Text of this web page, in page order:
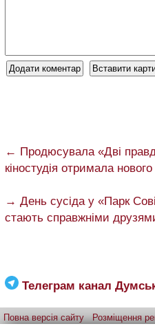
← Продюсувала «Дві
кіностудія отримала нового
→ День сусіда у «Парк
стають справжніми
Телеграм канал
Повна версія сайту Розміщення